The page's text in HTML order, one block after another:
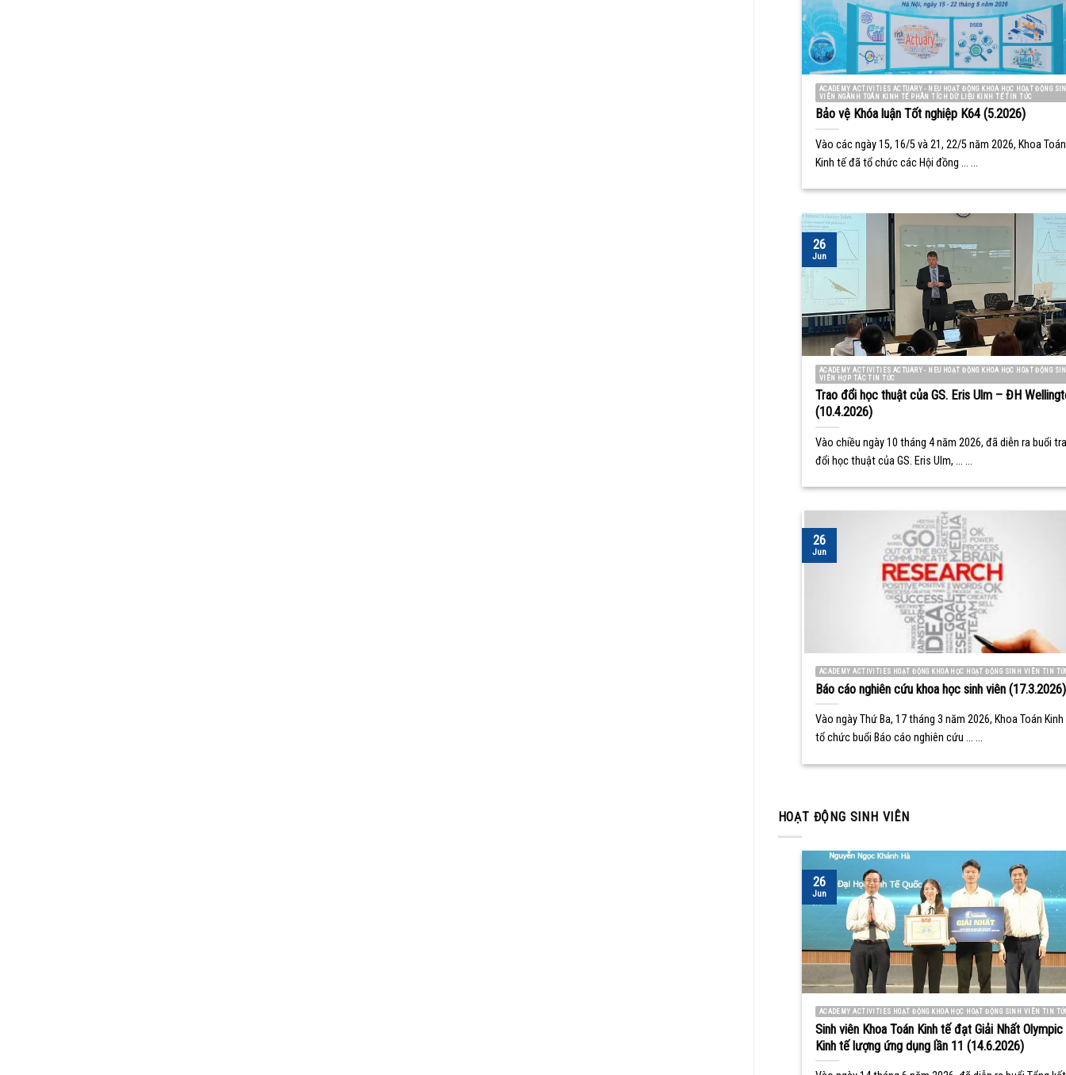
ACADEMY ACTIVITIES ACTUARY - NEU HOẠT ĐỘNG KHOA HỌC HOẠT ĐỘNG
VIÊN NGÀNH TOÁN KINH TẾ PHÂN TÍCH DỮ LIỆU KINH TẾ TIN TỨC
Bảo vệ Khóa luận Tốt nghiệp K64 (5.2026)
Vào các ngày 15, 16/5 và 21, 22/5 năm 2026, Khoa Toán
Kinh tế đã tổ chức các Hội đồng ... ...
ACADEMY ACTIVITIES ACTUARY - NEU HOẠT ĐỘNG KHOA HỌC HOẠT ĐỘNG
VIÊN HỢP TÁC TIN TỨC
Trao đổi học thuật của GS. Eris Ulm – ĐH
(10.4.2026)
Vào chiều ngày 10 tháng 4 năm 2026, đã diễn ra buổi
đổi học thuật của GS. Eris Ulm, ... ...
26
Jun
ACADEMY ACTIVITIES HOẠT ĐỘNG KHOA HỌC HOẠT ĐỘNG SINH VIÊN TIN
Báo cáo nghiên cứu khoa học sinh viên (17.3.2026)
Vào ngày Thứ Ba, 17 tháng 3 năm 2026, Khoa Toán
tổ chức buổi Báo cáo nghiên cứu ... ...
26
Jun
HOẠT ĐỘNG SINH VIÊN
ACADEMY ACTIVITIES HOẠT ĐỘNG KHOA HỌC HOẠT ĐỘNG SINH VIÊN TIN
Sinh viên Khoa Toán Kinh tế đạt Giải Nhất Olympic
Kinh tế lượng ứng dụng lần 11 (14.6.2026)
26
Jun